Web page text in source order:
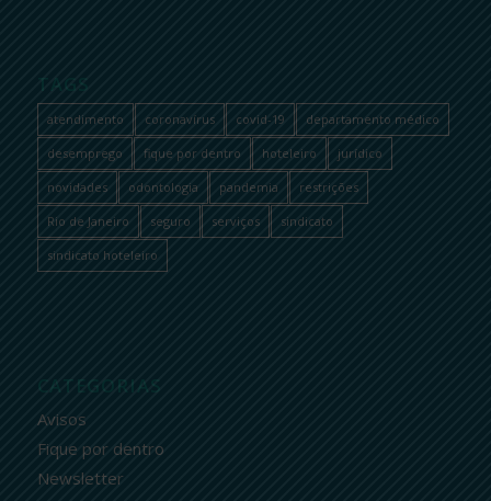
TAGS
atendimento coronavírus covid-19 departamento médico
desemprego fique por dentro hoteleiro jurídico
novidades odontologia pandemia restrições
Rio de Janeiro seguro serviços sindicato
sindicato hoteleiro
CATEGORIAS
Avisos
Fique por dentro
Newsletter